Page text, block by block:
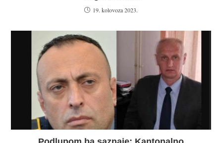
19. kolovoza 2023.